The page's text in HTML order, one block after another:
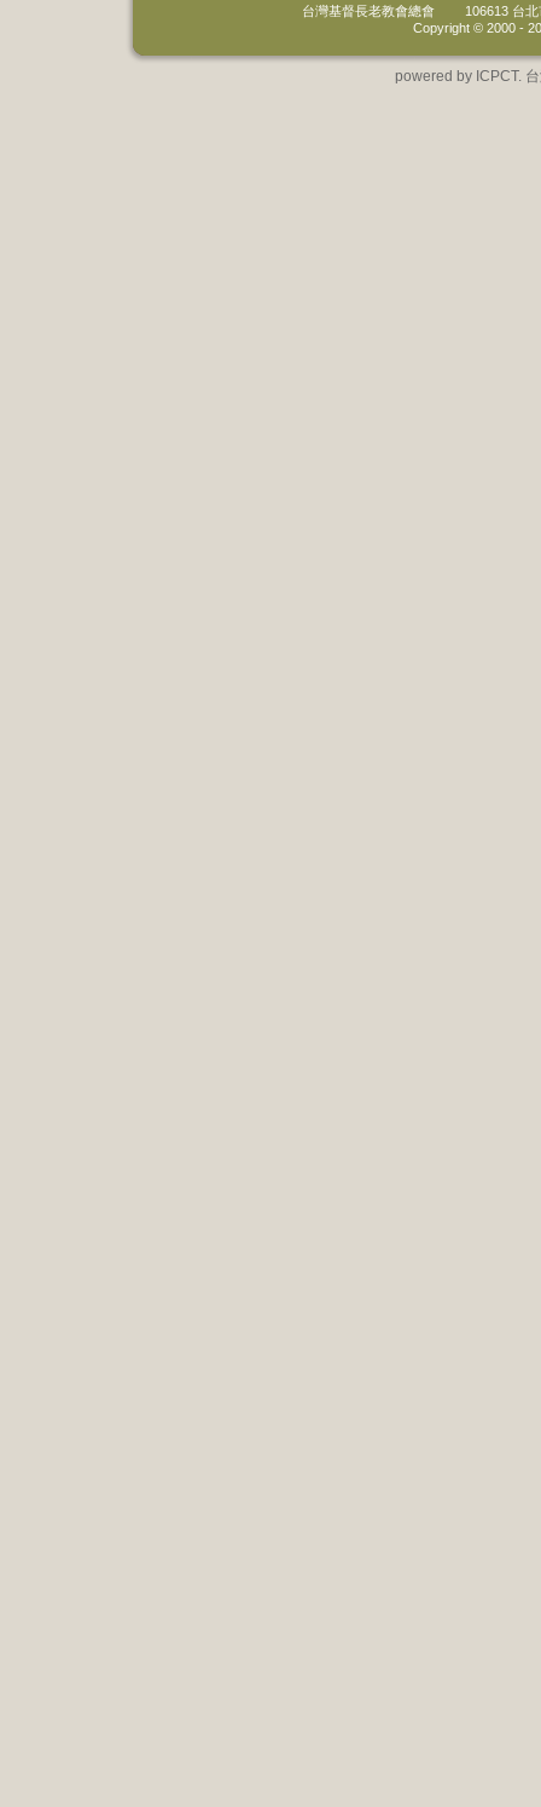
台灣基督長老教會總會
106613 台
Copyright © 2000 -
powered by ICPCT.